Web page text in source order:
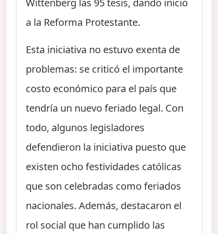
a la Reforma Protestante.
Esta iniciativa no estuvo exenta de
problemas: se criticó el importante
costo económico para el país que
tendría un nuevo feriado legal. Con
todo, algunos legisladores
defendieron la iniciativa puesto que
existen ocho festividades católicas
que son celebradas como feriados
nacionales. Además, destacaron el
rol social que han cumplido las